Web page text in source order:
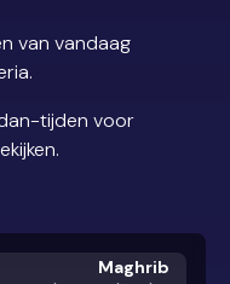
van vandaag
tijden voor
Maghrib